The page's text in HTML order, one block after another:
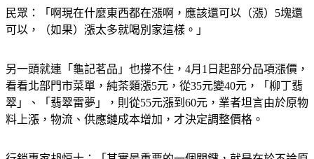
民眾：「啊現在什麼東西都在漲啊，應該還可以（漲）5塊還
另一頭就連「龜記茗品」也撐不住，4月1日起部分品項漲價，
看看北部門市菜單，純茶類漲5元，從35元變40元，「柳丁翡
翠」、「翡翠雷夢」，則從55元漲到60元，業者坦言由於原物